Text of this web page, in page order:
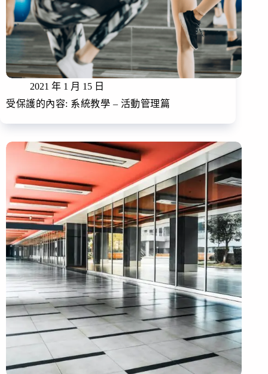
2021 年 1 月 15 日
受保護的內容: 系統教學 – 活動管理篇